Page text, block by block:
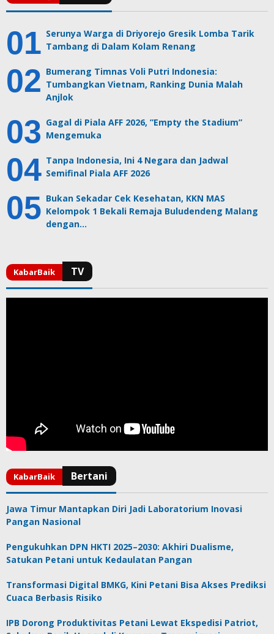
Serunya Warga di Driyorejo Gresik Lomba Tarik
Tambang di Dalam Kolam Renang
Bumerang Timnas Voli Putri Indonesia:
Tumbangkan Vietnam, Ranking Dunia Malah
Anjlok
Gagal di Piala AFF 2026, ”Empty the Stadium”
Mengemuka
Tanpa Indonesia, Ini 4 Negara dan Jadwal
Semifinal Piala AFF 2026
Bukan Sekadar Cek Kesehatan, KKN MAS
Kelompok 1 Bekali Remaja Buludendeng Malang
dengan…
Jawa Timur Mantapkan Diri Jadi Laboratorium Inovasi
Pangan Nasional
Pengukuhkan DPN HKTI 2025–2030: Akhiri Dualisme,
Satukan Petani untuk Kedaulatan Pangan
Transformasi Digital BMKG, Kini Petani Bisa Akses Prediksi
Cuaca Berbasis Risiko
IPB Dorong Produktivitas Petani Lewat Ekspedisi Patriot,